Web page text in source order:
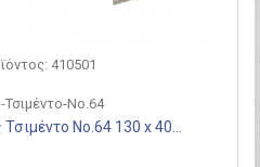
410501
Τσιμέντο-Νο.64
Νο.64 130 x 40...